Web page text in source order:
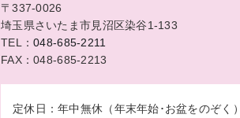
〒337-0026
埼玉県さいたま市見沼区染谷1-133
TEL：048-685-2211
FAX：048-685-2213
定休日：年中無休（年末年始･お盆をのぞく）